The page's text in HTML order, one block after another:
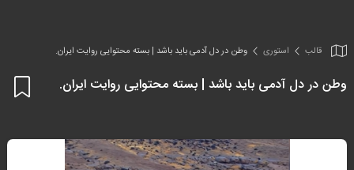
قالب استوری وطن در دل آدمی باید باشد | بسته محتوایی روایت ایران.
وطن در دل آدمی باید باشد | بسته محتوایی روایت ایران.